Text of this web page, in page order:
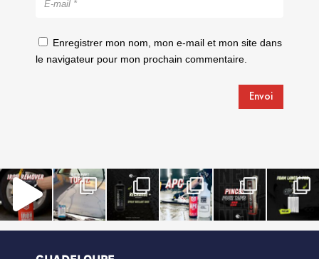
Enregistrer mon nom, mon e-mail et mon site dans
le navigateur pour mon prochain commentaire.
Envoi